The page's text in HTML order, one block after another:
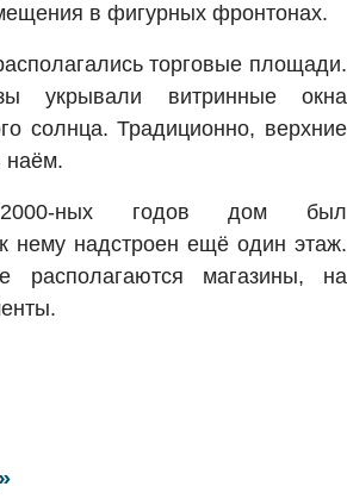
в фигурных фронтонах.
торговые площади.
укрывали витринные окна
солнца. Традиционно, верхние
наём.
ных годов дом был
нему надстроен ещё один этаж.
располагаются магазины, на